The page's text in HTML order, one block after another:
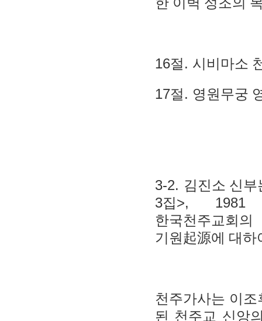
16절. 시비마소
17절. 영원무궁
3-2. 김진소 신
3집>,
한국천주교회
기원 起源에 대하
천주가사는 이
된 천주교 신앙